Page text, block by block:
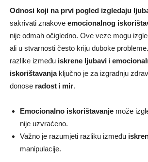
Odnosi koji na prvi pogled izgledaju
sakrivati znakove emocionalnog
nije odmah očigledno. Ove veze mogu
ali u stvarnosti često kriju duboke
razlike između iskrene ljubavi i
iskorištavanjaključno je za izgradnju
donose radost i mir.
Emocionalno iskorištavanje može
nije uzvraćeno.
Važno je razumjeti razliku između
manipulacije.